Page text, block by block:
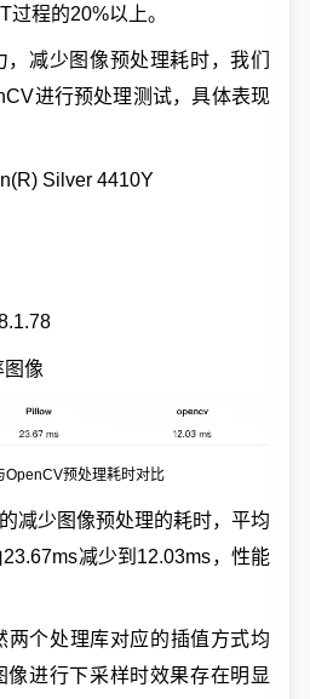
程的20%以上。
减少图像预处理耗时，我们
进行预处理测试，具体表现
Silver 4410Y
图像
OpenCV预处理耗时对比
减少图像预处理的耗时，平均
减少到12.03ms，性能
两个处理库对应的插值方式均
像进行下采样时效果存在明显